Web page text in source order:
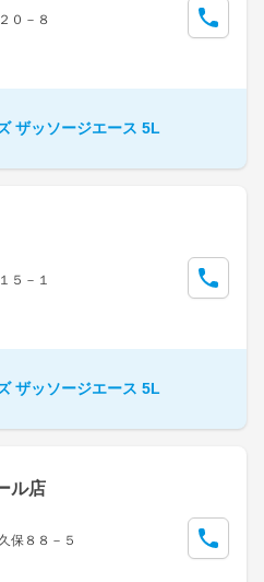
０－８
ザッソージエース 5L
５－１
ザッソージエース 5L
ル店
保８８－５